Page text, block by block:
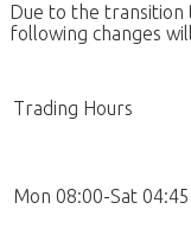
Due to the transition
following changes
Trading Hours
Mon 08:00-Sat 04:45